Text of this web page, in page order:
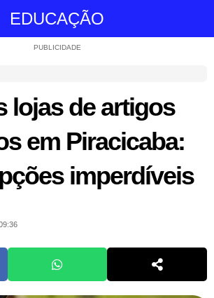
EDUCAÇÃO
PUBLICIDADE
lojas de artigos
em Piracicaba:
imperdíveis